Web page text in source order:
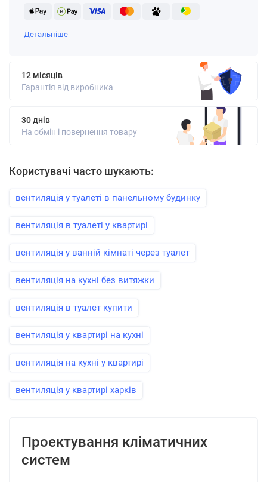
Детальніше
12 місяців
Гарантія від виробника
30 днів
На обмін і повернення товару
Користувачі часто шукають:
вентиляція у туалеті в панельному будинку
вентиляція в туалеті у квартирі
вентиляція у ванній кімнаті через туалет
вентиляція на кухні без витяжки
вентиляція в туалет купити
вентиляція у квартирі на кухні
вентиляція на кухні у квартирі
вентиляція у квартирі харків
Проектування кліматичних
систем